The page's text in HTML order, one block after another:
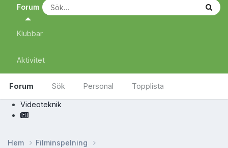
Forum
Forum Sök Personal Topplista
Klubbar
Aktivitet
Videoteknik
Hem
Filminspelning